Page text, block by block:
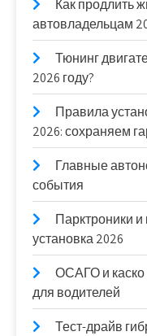
Как продлить
автовладельцам
Тюнинг
2026 году?
Правила
2026: сохраняем
Главные
события
Парктроники и
установка 2026
ОСАГО и каско
для водителей
Тест-драйв